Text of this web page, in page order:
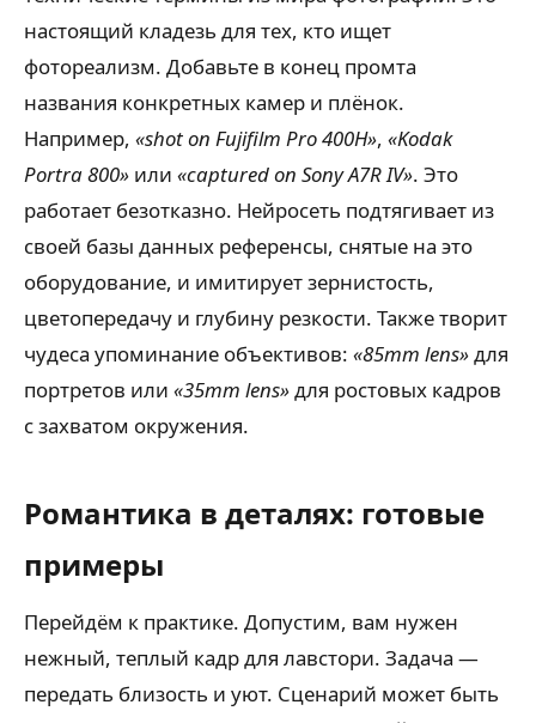
настоящий кладезь для тех, кто ищет
фотореализм. Добавьте в конец промта
названия конкретных камер и плёнок.
Например, «shot on Fujifilm Pro 400H», «Kodak
Portra 800» или «captured on Sony A7R IV». Это
работает безотказно. Нейросеть подтягивает из
своей базы данных референсы, снятые на это
оборудование, и имитирует зернистость,
цветопередачу и глубину резкости. Также творит
чудеса упоминание объективов: «85mm lens»для
портретов или «35mm lens»для ростовых кадров
с захватом окружения.
Романтика в деталях: готовые
примеры
Перейдём к практике. Допустим, вам нужен
нежный, теплый кадр для лавстори. Задача —
передать близость и уют. Сценарий может быть